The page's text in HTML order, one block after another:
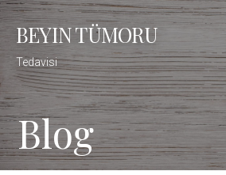
Skip
BEYIN TÜMORU
Tedavisi
Blog